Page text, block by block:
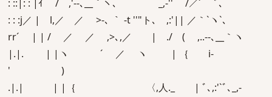
: ::|: : |ｲ / ,'-‐､__｀ヽ､ _,-'' /／´ ﾞ､
: : :j／ | l,／ ／ >-､ ｀ ‐t ''"ト､ ,:'|| ／｀`ヽ`､
rr´ | | / ／ ／ ,>､,／ | ./ ( ,..--､__｀ヽ
|.|. | |ヽ ´ ／ ヽ | ｛ i-
' )
.|.| | |｛ 〈,人._ | ﾞ､,:'`ﾞ､_,-